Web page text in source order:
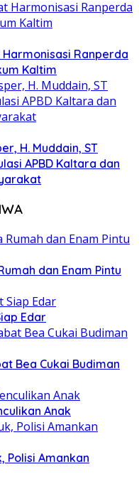
Ranperda
Kaltim
H. Muddain, ST
APBD Kaltara dan
dan Enam Pintu
Edar
Bea Cukai Budiman
Anak
Polisi Amankan